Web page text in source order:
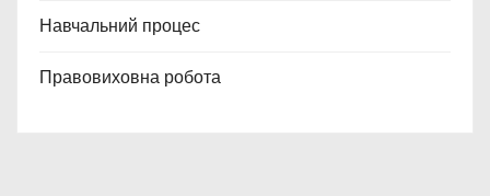
Навчальний процес
Правовиховна робота